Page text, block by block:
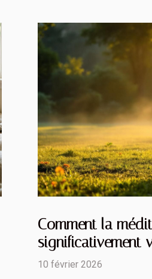
Comment la
significativement
10 février 2026